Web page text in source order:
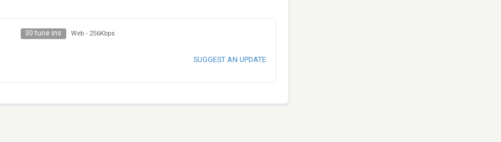
30 tune ins Web - 256Kbps
SUGGEST AN UPDATE